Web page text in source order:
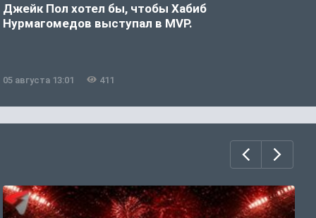
Джейк Пол хотел бы, чтобы Хабиб
Нурмагомедов выступал в MVP.
05 августа 13:01 411